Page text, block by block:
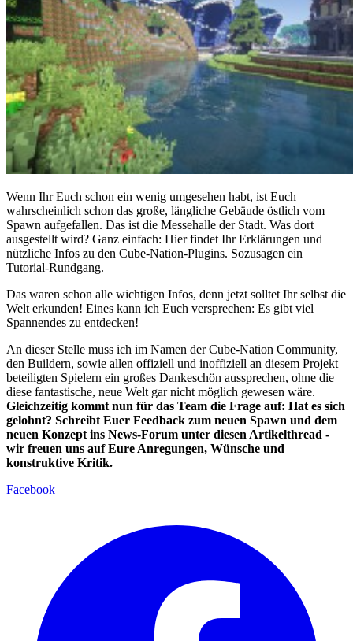
Wenn Ihr Euch schon ein wenig umgesehen habt, ist Euch
wahrscheinlich schon das große, längliche Gebäude östlich vom
Spawn aufgefallen. Das ist die Messehalle der Stadt. Was dort
ausgestellt wird? Ganz einfach: Hier findet Ihr Erklärungen und
nützliche Infos zu den Cube-Nation-Plugins. Sozusagen ein
Tutorial-Rundgang.
Das waren schon alle wichtigen Infos, denn jetzt solltet Ihr selbst die
Welt erkunden! Eines kann ich Euch versprechen: Es gibt viel
Spannendes zu entdecken!
An dieser Stelle muss ich im Namen der Cube-Nation Community,
den Buildern, sowie allen offiziell und inoffiziell an diesem Projekt
beteiligten Spielern ein großes Dankeschön aussprechen, ohne die
diese fantastische, neue Welt gar nicht möglich gewesen wäre.
Gleichzeitig kommt nun für das Team die Frage auf: Hat es sich
gelohnt? Schreibt Euer Feedback zum neuen Spawn und dem
neuen Konzept ins News-Forum unter diesen Artikelthread -
wir freuen uns auf Eure Anregungen, Wünsche und
konstruktive Kritik.
Facebook